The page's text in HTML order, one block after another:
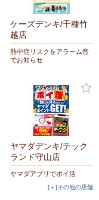
ケーズデンキ/千種竹
越店
熱中症リスクをアラーム音
でお知らせ
ヤマダデンキ/テック
ランド守山店
ヤマダアプリでポイ活
[＋]その他の店舗